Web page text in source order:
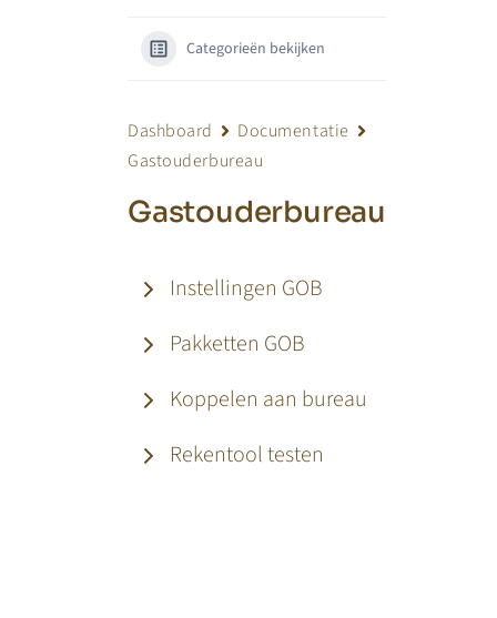
Categorieën bekijken
Dashboard
Documentatie
Gastouderbureau
Gastouderbureau
Instellingen GOB
Pakketten GOB
Koppelen aan bureau
Rekentool testen